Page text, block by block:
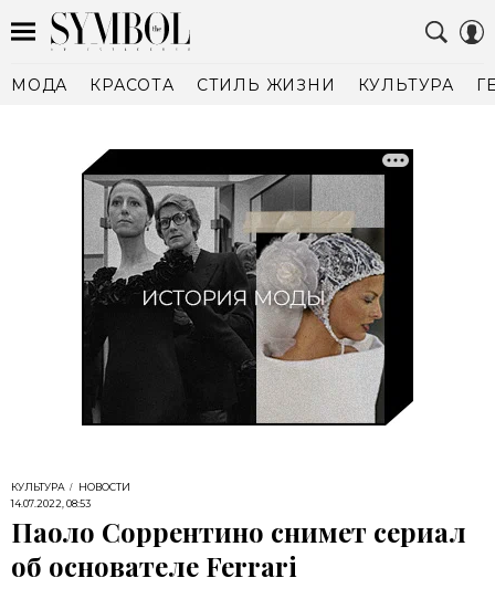
МОДА КРАСОТА СТИЛЬ ЖИЗНИ КУЛЬТУРА
КУЛЬТУРА
НОВОСТИ
14.07.2022, 08:53
Паоло Соррентино снимет сериал
об основателе Ferrari